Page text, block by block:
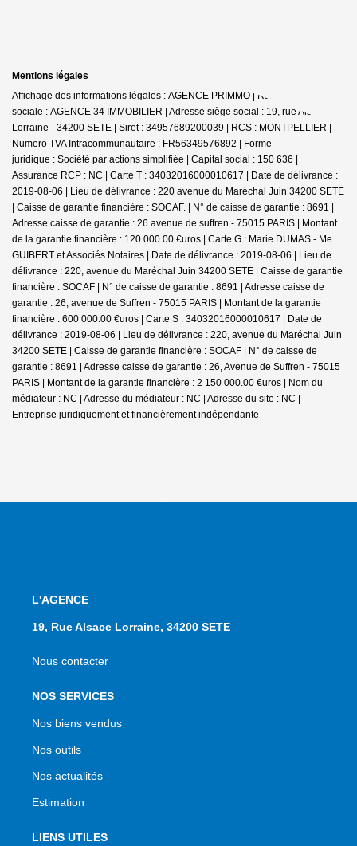
Mentions légales
Affichage des informations légales : AGENCE PRIMMO | Raison
sociale : AGENCE 34 IMMOBILIER | Adresse siège social : 19, rue Alsace
Lorraine - 34200 SETE | Siret : 34957689200039 | RCS : MONTPELLIER |
Numero TVA Intracommunautaire : FR56349576892 | Forme
juridique : Société par actions simplifiée | Capital social : 150 636 |
Assurance RCP : NC | Carte T : 34032016000010617 | Date de délivrance :
2019-08-06 | Lieu de délivrance : 220 avenue du Maréchal Juin 34200 SETE
| Caisse de garantie financière : SOCAF. | N° de caisse de garantie : 8691 |
Adresse caisse de garantie : 26 avenue de suffren - 75015 PARIS | Montant
de la garantie financière : 120 000.00 €uros | Carte G : Marie DUMAS - Me
GUIBERT et Associés Notaires | Date de délivrance : 2019-08-06 | Lieu de
délivrance : 220, avenue du Maréchal Juin 34200 SETE | Caisse de garantie
financière : SOCAF | N° de caisse de garantie : 8691 | Adresse caisse de
garantie : 26, avenue de Suffren - 75015 PARIS | Montant de la garantie
financière : 600 000.00 €uros | Carte S : 34032016000010617 | Date de
délivrance : 2019-08-06 | Lieu de délivrance : 220, avenue du Maréchal Juin
34200 SETE | Caisse de garantie financière : SOCAF | N° de caisse de
garantie : 8691 | Adresse caisse de garantie : 26, Avenue de Suffren - 75015
PARIS | Montant de la garantie financière : 2 150 000.00 €uros | Nom du
médiateur : NC | Adresse du médiateur : NC | Adresse du site : NC |
Entreprise juridiquement et financièrement indépendante
L'AGENCE
19, Rue Alsace Lorraine, 34200 SETE
Nous contacter
NOS SERVICES
Nos biens vendus
Nos outils
Nos actualités
Estimation
LIENS UTILES